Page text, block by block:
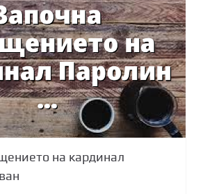
на кардинал